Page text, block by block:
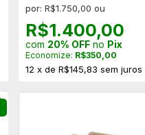
por: R$1.750,00 ou
R$1.400,00
com 20% OFF no Pix
Economize: R$350,00
12 xdeR$145,83 sem juros